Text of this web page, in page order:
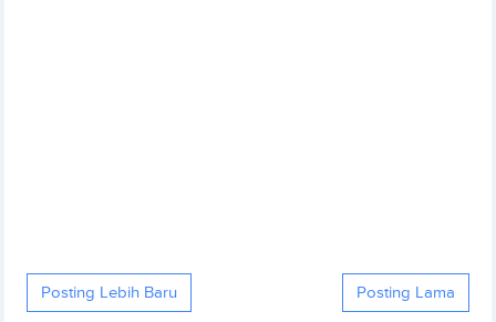
Posting Lebih Baru Posting Lama